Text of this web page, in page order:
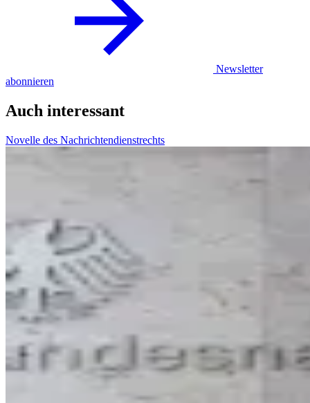
Newsletter
abonnieren
Auch interessant
Novelle des Nachrichtendienstrechts